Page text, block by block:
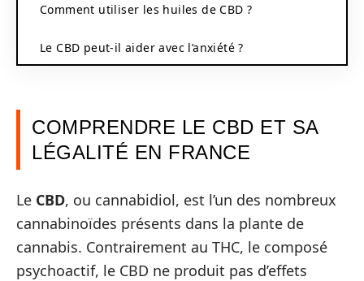
Comment utiliser les huiles de CBD ?
Le CBD peut-il aider avec l’anxiété ?
COMPRENDRE LE CBD ET SA
LÉGALITÉ EN FRANCE
Le CBD, ou cannabidiol, est l’un des nombreux
cannabinoïdes présents dans la plante de
cannabis. Contrairement au THC, le composé
psychoactif, le CBD ne produit pas d’effets